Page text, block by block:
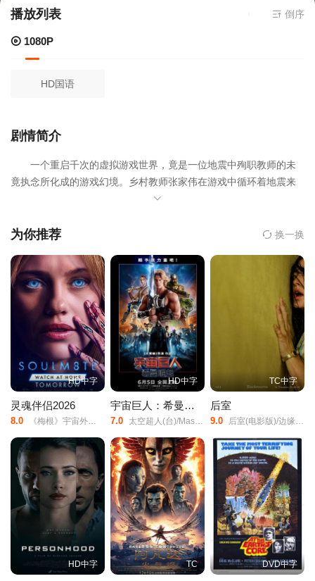
播放列表 当前资源来源
倒序
1080P
HD国语
剧情简介
一个重启千次的虚拟游戏世界，竟是一位地震中殉职教师的未
竟执念所化成的游戏幻境。乡村教师张家伟在游戏中循环着地震来
临前的下午，即使现实的悲剧无可挽回，被掩埋在万钧废墟下的
能少。沉重的断壁残垣压得碎血肉之躯，却压不垮师者护佑学生的
与灰暗，终究被孩子们向阳而生的未来温柔照亮。
为你推荐 换一换
HD中字
灵魂伴侣2026
8.0 《梅根》宇宙外传/夺魂伴侣/
HD中字
宇宙巨人：希曼崛起
7.0 太空超人(台)/Masters/of/the/Universe/宇宙天王(港)/宇宙巨人希曼/宇宙巨人希曼(真人版)/Grayskull/He-Man/
TC中字
后室
9.0 后室(电影版)/边缘空间：电影/嚇房(港)/
HD中字 TC DVD中字